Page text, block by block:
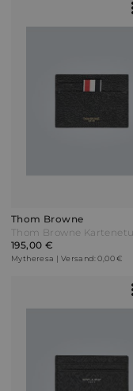
Thom Browne
195,00 €
Mytheresa | Versand: 0,00 €